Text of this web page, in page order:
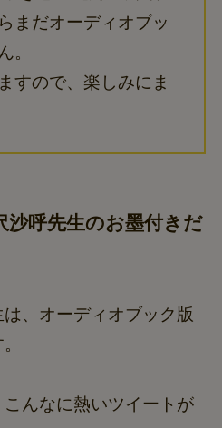
まだオーディオブッ
。
すので、楽しみにま
呼先生のお墨付きだ
、オーディオブック版
んなに熱いツイートが